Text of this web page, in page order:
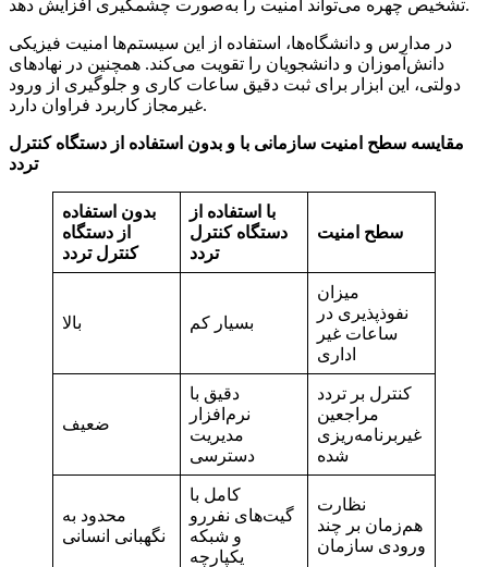
تشخیص چهره می‌تواند امنیت را به‌صورت چشمگیری افزایش دهد.
در مدارس و دانشگاه‌ها، استفاده از این سیستم‌ها امنیت فیزیکی
دانش‌آموزان و دانشجویان را تقویت می‌کند. همچنین در نهادهای
دولتی، این ابزار برای ثبت دقیق ساعات کاری و جلوگیری از ورود
غیرمجاز کاربرد فراوان دارد.
مقایسه سطح امنیت سازمانی با و بدون استفاده از دستگاه کنترل
تردد
بدون استفاده
از دستگاه
کنترل تردد
با استفاده از
دستگاه کنترل
تردد
سطح امنیت
بالا بسیار کم
میزان
نفوذپذیری در
ساعات غیر
اداری
ضعیف
دقیق با
نرم‌افزار
مدیریت
دسترسی
کنترل بر تردد
مراجعین
غیربرنامه‌ریزی‌
شده
محدود به
نگهبانی انسانی
کامل با
گیت‌های نفررو
و شبکه
یکپارچه
نظارت
هم‌زمان بر چند
ورودی سازمان